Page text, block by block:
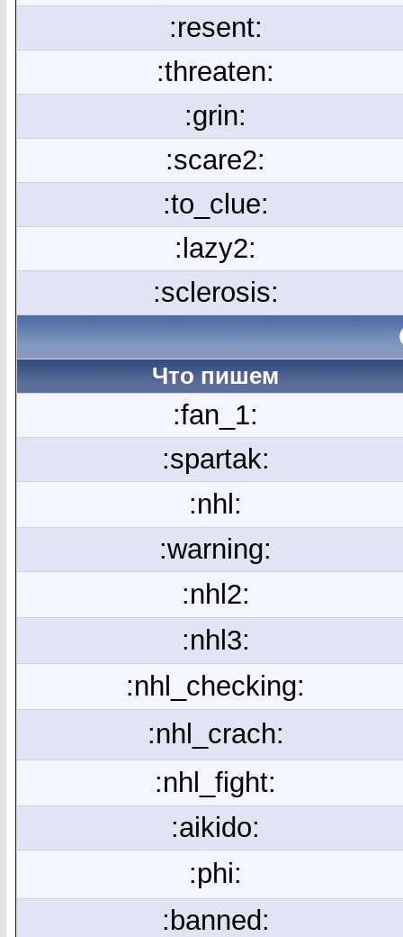
:resent:
:threaten:
:grin:
:scare2:
:to_clue:
:lazy2:
:sclerosis:
Что пишем
:fan_1:
:spartak:
:nhl:
:warning:
:nhl2:
:nhl3:
:nhl_checking:
:nhl_crach:
:nhl_fight:
:aikido:
:phi:
:banned: